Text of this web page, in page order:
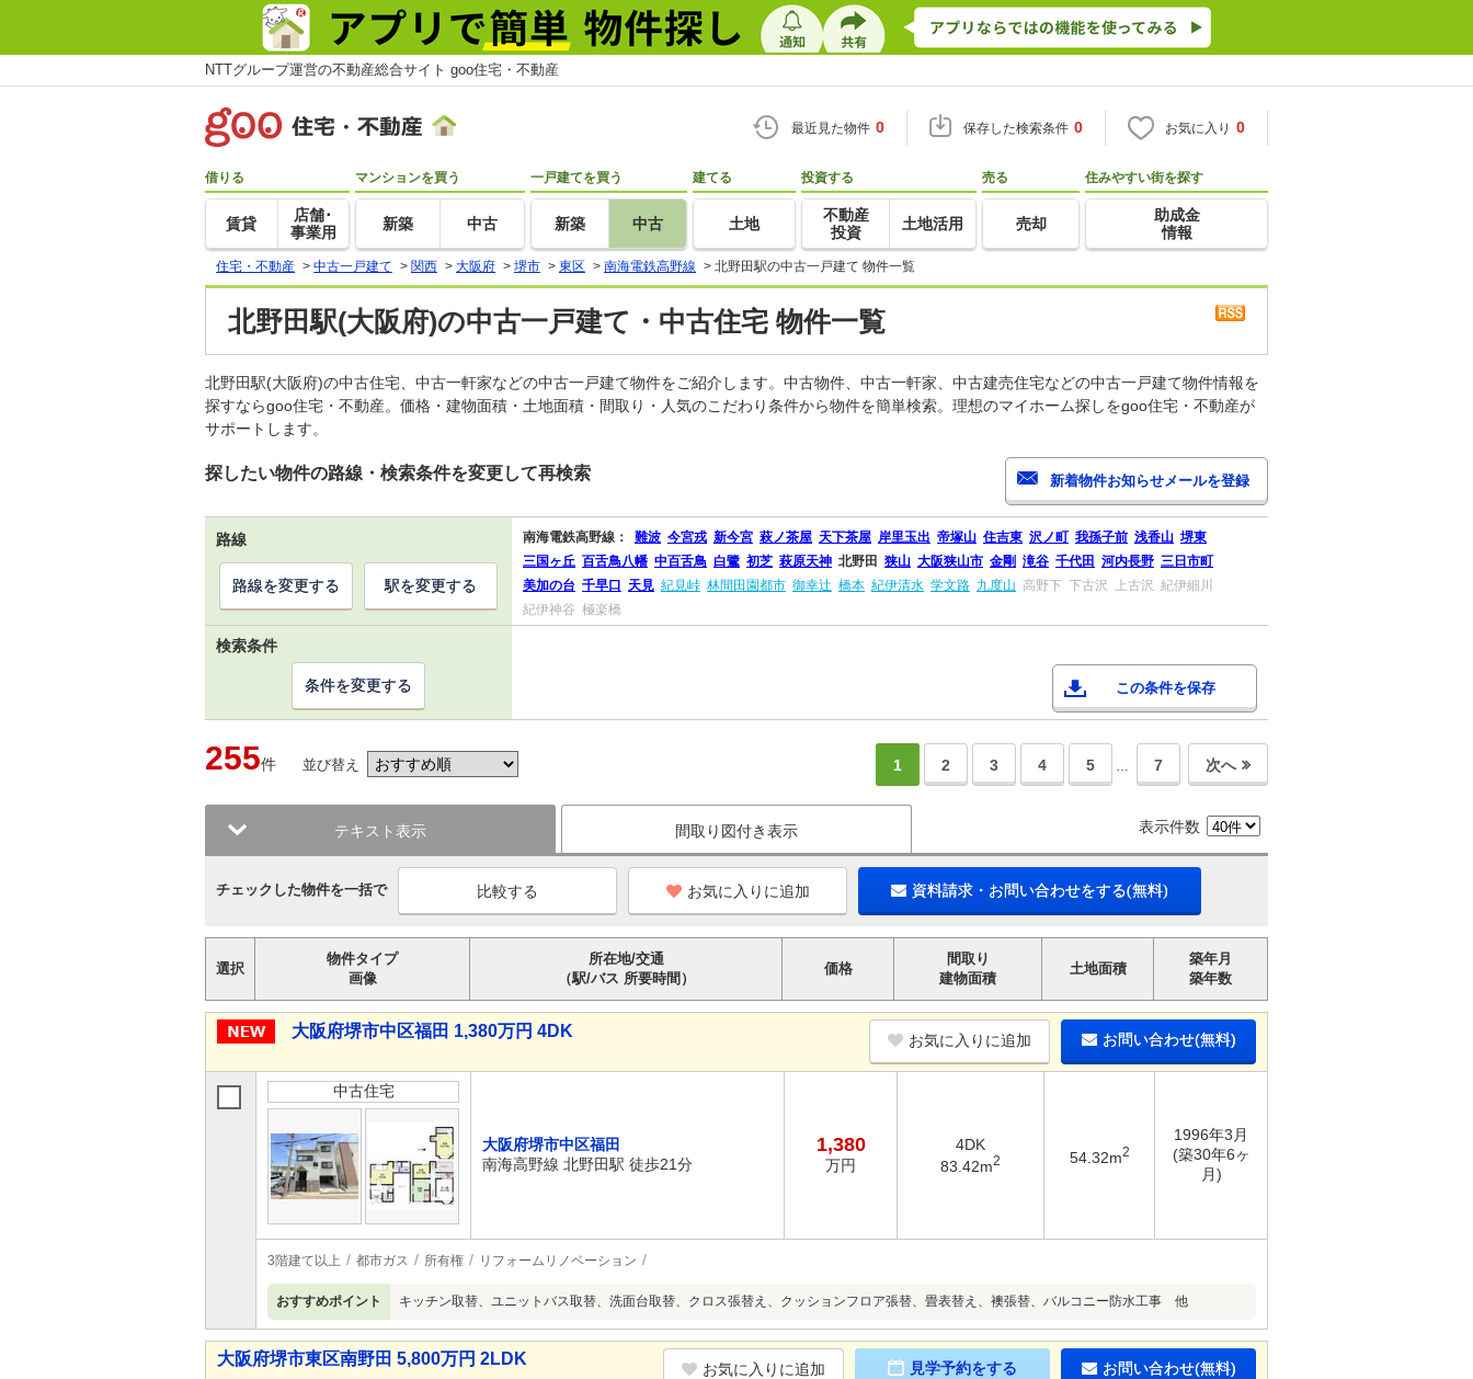
NTTグループ運営の不動産総合サイト goo住宅・不動産
最近見た物件 0 保存した検索条件 0 お気に入り 0
借りる
賃貸
店舗･
事業用
マンションを買う
新築 中古
一戸建てを買う
新築 中古
建てる
土地
投資する
不動産
投資
土地活用
売る
売却
住みやすい街を探す
助成金
情報
住宅・不動産 > 中古一戸建て > 関西 > 大阪府 > 堺市 > 東区 > 南海電鉄高野線 > 北野田駅の中古一戸建て 物件一覧
北野田駅(大阪府)の中古一戸建て・中古住宅 物件一覧
北野田駅(大阪府)の中古住宅、中古一軒家などの中古一戸建て物件をご紹介します。中古物件、中古一軒家、中古建売住宅などの中古一戸建て物件情報を
探すならgoo住宅・不動産。価格・建物面積・土地面積・間取り・人気のこだわり条件から物件を簡単検索。理想のマイホーム探しをgoo住宅・不動産が
サポートします。
探したい物件の路線・検索条件を変更して再検索
路線 南海電鉄高野線： 難波 今宮戎 新今宮 萩ノ茶屋 天下茶屋 岸里玉出 帝塚山 住吉東 沢ノ町 我孫子前 浅香山 堺東
三国ヶ丘 百舌鳥八幡 中百舌鳥 白鷺 初芝 萩原天神 北野田 狭山 大阪狭山市 金剛 滝谷 千代田 河内長野 三日市町
美加の台 千早口 天見 紀見峠 林間田園都市 御幸辻 橋本 紀伊清水 学文路 九度山 高野下 下古沢 上古沢 紀伊細川
紀伊神谷 極楽橋
路線を変更する 駅を変更する
検索条件
この条件を保存
条件を変更する
255件 並び替え 1 2 3 4 5 … 7 次へ
テキスト表示 間取り図付き表示 表示件数
チェックした物件を一括で お気に入りに追加 資料請求・お問い合わせをする(無料)
選択
物件タイプ
画像
所在地/交通
（駅/バス 所要時間）
価格
間取り
建物面積
土地面積
築年月
築年数
大阪府堺市中区福田 1,380万円 4DK お気に入りに追加 お問い合わせ(無料)
中古住宅
大阪府堺市中区福田
南海高野線 北野田駅 徒歩21分
1,380
万円
4DK
83.42m2 54.32m2
1996年3月
(築30年6ヶ
月)
3階建て以上 都市ガス 所有権 リフォームリノベーション
おすすめポイント キッチン取替、ユニットバス取替、洗面台取替、クロス張替え、クッションフロア張替、畳表替え、襖張替、バルコニー防水工事 他
大阪府堺市東区南野田 5,800万円 2LDK
お気に入りに追加 見学予約をする お問い合わせ(無料)